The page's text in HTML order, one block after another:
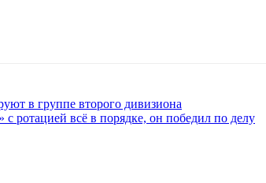
в группе второго дивизиона
ротацией всё в порядке, он победил по делу